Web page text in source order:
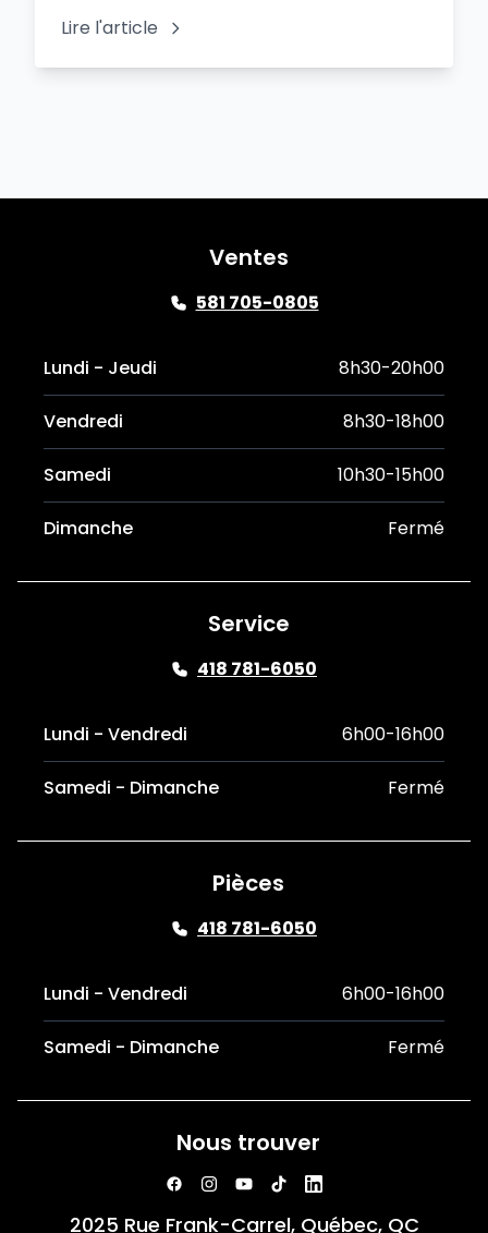
Lire l'article
Ventes
581 705-0805
Lundi - Jeudi 8h30-20h00
Vendredi 8h30-18h00
Samedi 10h30-15h00
Dimanche Fermé
Service
418 781-6050
Lundi - Vendredi 6h00-16h00
Samedi - Dimanche Fermé
Pièces
418 781-6050
Lundi - Vendredi 6h00-16h00
Samedi - Dimanche Fermé
Nous trouver
2025 Rue Frank-Carrel, Québec, QC